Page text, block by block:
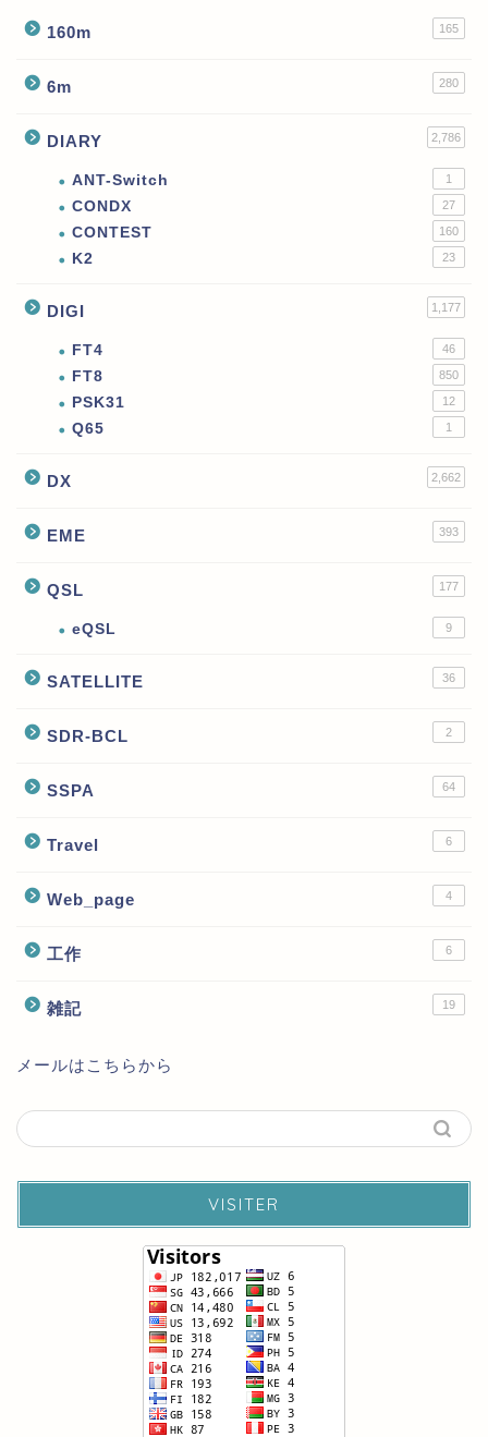
160m 165
6m 280
DIARY 2,786
ANT-Switch 1
CONDX 27
CONTEST 160
K2 23
DIGI 1,177
FT4 46
FT8 850
PSK31 12
Q65 1
DX 2,662
EME 393
QSL 177
eQSL 9
SATELLITE 36
SDR-BCL 2
SSPA 64
Travel 6
Web_page 4
工作 6
雑記 19
メールはこちらから
VISITER